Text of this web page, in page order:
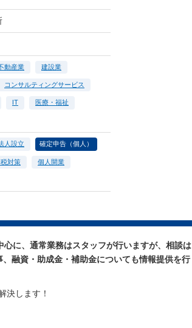
動産業 建設業
コンサルティングサービス
IT 医療・福祉
人設立 確定申告（個人）
対策 個人開業
に、通常業務はスタッフが行いますが、相談は
融資・助成金・補助金についても情報提供を行
決します！